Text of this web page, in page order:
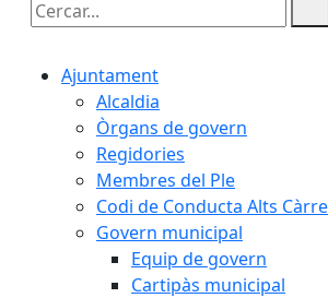
Cercar:
Ajuntament
Alcaldia
Òrgans de govern
Regidories
Membres del Ple
Codi de Conducta Alts
Govern municipal
Equip de govern
Cartipàs municipal